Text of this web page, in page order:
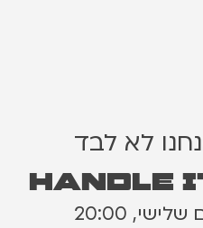
לא לבד
Handle
שלישי, 20:00